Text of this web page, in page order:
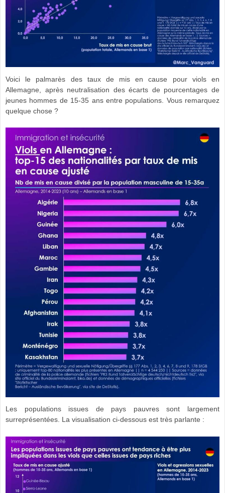
Voici le palmarès des taux de mis en cause pour viols en
Allemagne, après neutralisation des écarts de pourcentages de
jeunes hommes de 15-35 ans entre populations. Vous remarquez
quelque chose ?
Les populations issues de pays pauvres sont largement
surreprésentées. La visualisation ci-dessous est très parlante :